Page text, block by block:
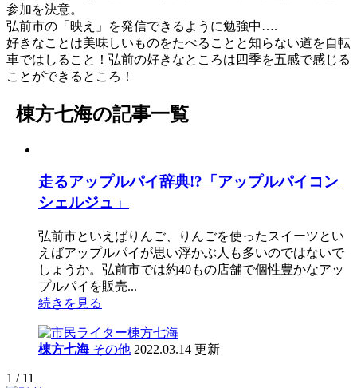
参加を決意。
弘前市の「映え」を発信できるように勉強中….
好きなことは美味しいものをたべることと知らない道を自転
車ではしること！弘前の好きなところは四季を五感で感じる
ことができるところ！
棟方七海の記事一覧
走るアップルパイ辞典!?「アップルパイコン
シェルジュ」
弘前市といえばりんご、りんごを使ったスイーツとい
えばアップルパイが思い浮かぶ人も多いのではないで
しょうか。弘前市では約40もの店舗で個性豊かなアッ
プルパイを販売...
続きを見る
棟方七海 その他 2022.03.14 更新
1 / 11